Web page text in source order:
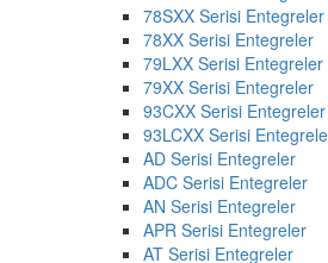
78SXX Serisi Entegreler
78XX Serisi Entegreler
79LXX Serisi Entegreler
79XX Serisi Entegreler
93CXX Serisi Entegreler
93LCXX Serisi
AD Serisi Entegreler
ADC Serisi Entegreler
AN Serisi Entegreler
APR Serisi Entegreler
AT Serisi Entegreler